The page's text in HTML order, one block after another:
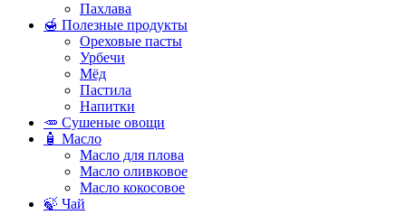
Пахлава
🍯 Полезные продукты
Ореховые пасты
Урбечи
Мёд
Пастила
Напитки
🥕 Сушеные овощи
🧴 Масло
Масло для плова
Масло оливковое
Масло кокосовое
🍃 Чай